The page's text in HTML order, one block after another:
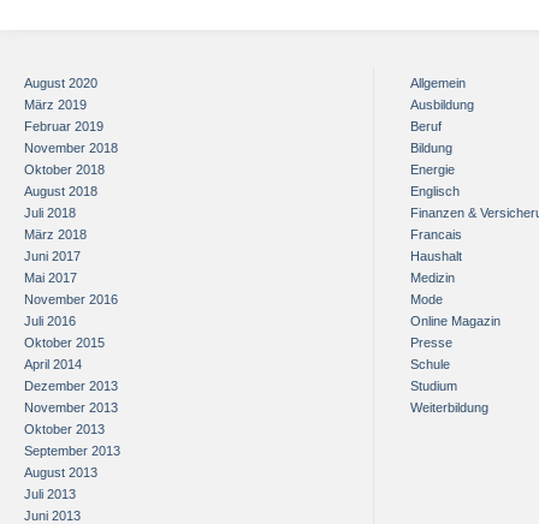
August 2020
März 2019
Februar 2019
November 2018
Oktober 2018
August 2018
Juli 2018
März 2018
Juni 2017
Mai 2017
November 2016
Juli 2016
Oktober 2015
April 2014
Dezember 2013
November 2013
Oktober 2013
September 2013
August 2013
Juli 2013
Juni 2013
Allgemein
Ausbildung
Beruf
Bildung
Energie
Englisch
Finanzen &
Francais
Haushalt
Medizin
Mode
Online Magazin
Presse
Schule
Studium
Weiterbildung